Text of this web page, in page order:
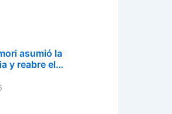
asumió la
y reabre el…